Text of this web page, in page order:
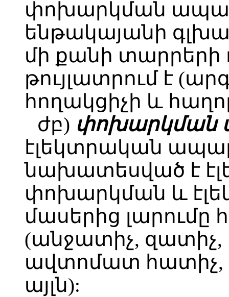
փոխարկման
ենթակայանի
մի քանի տարրերի
թույլատրում է
հողակցիչի և
ժբ)
էլեկտրական
նախատեսված է
փոխարկման և
մասերից լարումը
(անջատիչ, զատիչ,
ավտոմատ հատիչ,
այլն):